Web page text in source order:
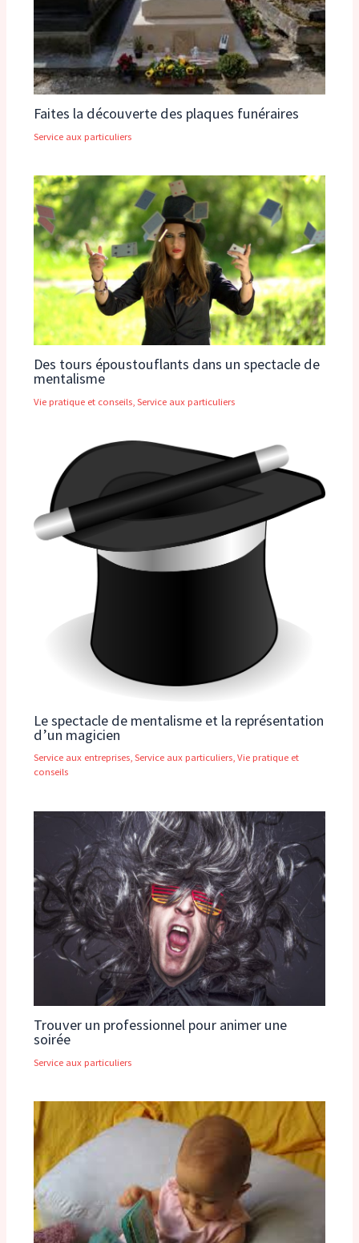
Faites la découverte des plaques funéraires
Service aux particuliers
Des tours époustouflants dans un spectacle de
mentalisme
Vie pratique et conseils, Service aux particuliers
Le spectacle de mentalisme et la représentation
d’un magicien
Service aux entreprises, Service aux particuliers, Vie pratique et
conseils
Trouver un professionnel pour animer une
soirée
Service aux particuliers